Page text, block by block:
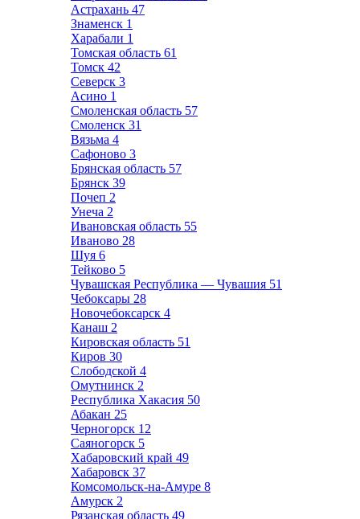
Астрахань 47
Знаменск 1
Харабали 1
Томская область 61
Томск 42
Северск 3
Асино 1
Смоленская область 57
Смоленск 31
Вязьма 4
Сафоново 3
Брянская область 57
Брянск 39
Почеп 2
Унеча 2
Ивановская область 55
Иваново 28
Шуя 6
Тейково 5
Чувашская Республика — Чувашия 51
Чебоксары 28
Новочебоксарск 4
Канаш 2
Кировская область 51
Киров 30
Слободской 4
Омутнинск 2
Республика Хакасия 50
Абакан 25
Черногорск 12
Саяногорск 5
Хабаровский край 49
Хабаровск 37
Комсомольск-на-Амуре 8
Амурск 2
Рязанская область 49